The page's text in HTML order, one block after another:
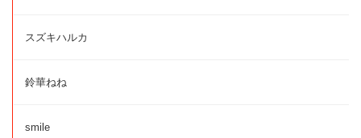
スズキハルカ
鈴華ねね
smile